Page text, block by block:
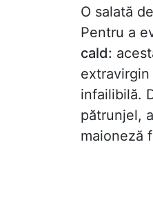
O salată
Pentru a
cald:
infailibilă.
pătrunjel,
maioneză